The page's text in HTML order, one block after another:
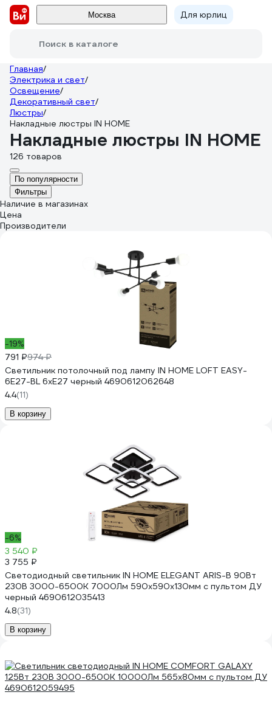
Москва Для юрлиц
Поиск в каталоге
Главная/
Электрика и свет/
Освещение/
Декоративный свет/
Люстры/
Накладные люстры IN HOME
Накладные люстры IN HOME
126 товаров
По популярности
Фильтры
Наличие в магазинах
Цена
Производители
-19%
791 ₽974 ₽
Светильник потолочный под лампу IN HOME LOFT EASY-
6E27-BL 6хЕ27 черный 4690612062648
4.4(11)
В корзину
-6%
3 540 ₽
3 755 ₽
Светодиодный светильник IN HOME ELEGANT ARIS-B 90Вт
230В 3000-6500K 7000Лм 590x590x130мм c пультом ДУ
черный 4690612035413
4.8(31)
В корзину